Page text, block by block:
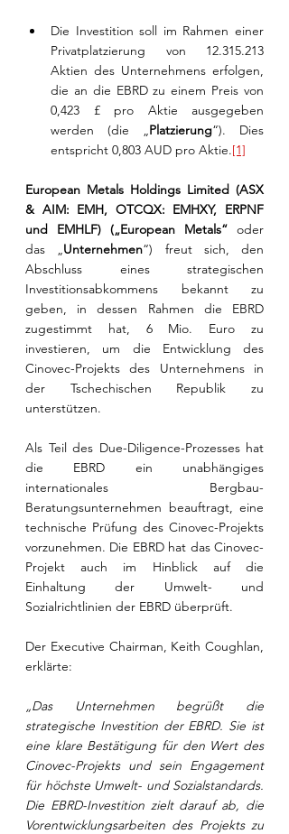
Die Investition soll im Rahmen einer
Privatplatzierung von 12.315.213
Aktien des Unternehmens erfolgen,
die an die EBRD zu einem Preis von
0,423 £ pro Aktie ausgegeben
werden (die „Platzierung“). Dies
entspricht 0,803 AUD pro Aktie.[1]
European Metals Holdings Limited (ASX
& AIM: EMH, OTCQX: EMHXY, ERPNF
und EMHLF) („European Metals“ oder
das „Unternehmen“) freut sich, den
Abschluss eines strategischen
Investitionsabkommens bekannt zu
geben, in dessen Rahmen die EBRD
zugestimmt hat, 6 Mio. Euro zu
investieren, um die Entwicklung des
Cinovec-Projekts des Unternehmens in
der Tschechischen Republik zu
unterstützen.
Als Teil des Due-Diligence-Prozesses hat
die EBRD ein unabhängiges
internationales Bergbau-
Beratungsunternehmen beauftragt, eine
technische Prüfung des Cinovec-Projekts
vorzunehmen. Die EBRD hat das Cinovec-
Projekt auch im Hinblick auf die
Einhaltung der Umwelt- und
Sozialrichtlinien der EBRD überprüft.
Der Executive Chairman, Keith Coughlan,
erklärte:
„Das Unternehmen begrüßt die
strategische Investition der EBRD. Sie ist
eine klare Bestätigung für den Wert des
Cinovec-Projekts und sein Engagement
für höchste Umwelt- und Sozialstandards.
Die EBRD-Investition zielt darauf ab, die
Vorentwicklungsarbeiten des Projekts zu